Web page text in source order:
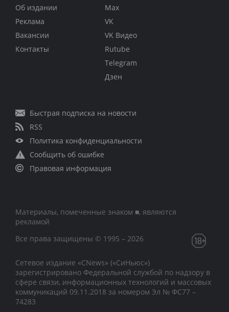
Об издании
Реклама
Вакансии
Контакты
Max
VK
VK Видео
Rutube
Telegram
Дзен
Быстрая подписка на новости
RSS
Политика конфиденциальности
Сообщить об ошибке
Правовая информация
Материалы, помеченные знаком ■, являются
рекламой
Все права защищены © 1995 – 2026
Сетевое издание «CNews» («СиНьюс»)
зарегистрировано Федеральной службой по надзору в
сфере связи, информационных технологий и массовых
коммуникаций 09.11.2018 за номером Эл № ФС77 –
74283